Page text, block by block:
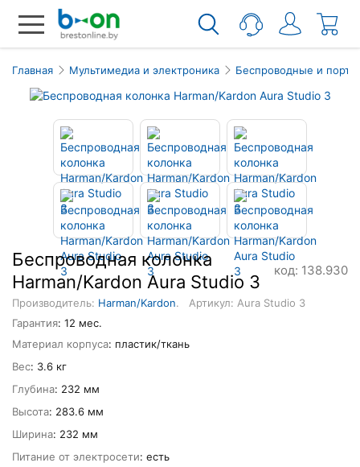
Главная Мультимедиа и электроника Беспроводные и
Беспроводная колонка
Harman/Kardon Aura Studio 3
код: 138.930
Производитель: Harman/Kardon.
Артикул: Aura Studio 3
Гарантия: 12 мес.
Материал корпуса: пластик/ткань
Вес: 3.6 кг
Глубина: 232 мм
Высота: 283.6 мм
Ширина: 232 мм
Питание от электросети: есть